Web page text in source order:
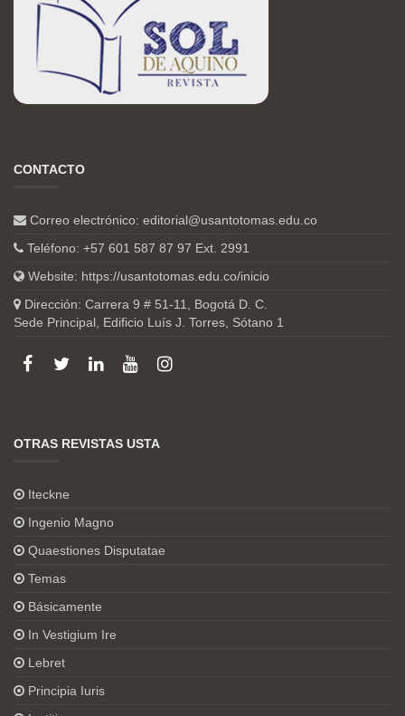
CONTACTO
Correo electrónico: editorial@usantotomas.edu.co
Teléfono: +57 601 587 87 97 Ext. 2991
Website: https://usantotomas.edu.co/inicio
Dirección: Carrera 9 # 51-11, Bogotá D. C.
Sede Principal, Edificio Luís J. Torres, Sótano 1
OTRAS REVISTAS USTA
Iteckne
Ingenio Magno
Quaestiones Disputatae
Temas
Básicamente
In Vestigium Ire
Lebret
Principia Iuris